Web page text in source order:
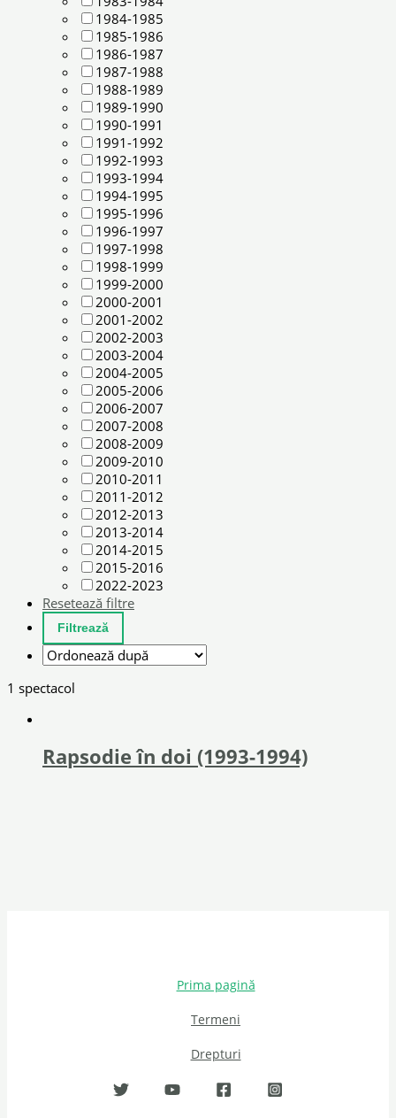
1984-1985
1985-1986
1986-1987
1987-1988
1988-1989
1989-1990
1990-1991
1991-1992
1992-1993
1993-1994
1994-1995
1995-1996
1996-1997
1997-1998
1998-1999
1999-2000
2000-2001
2001-2002
2002-2003
2003-2004
2004-2005
2005-2006
2006-2007
2007-2008
2008-2009
2009-2010
2010-2011
2011-2012
2012-2013
2013-2014
2014-2015
2015-2016
2022-2023
Resetează filtre
1 spectacol
Rapsodie în doi (1993-1994)
Prima pagină
Termeni
Drepturi